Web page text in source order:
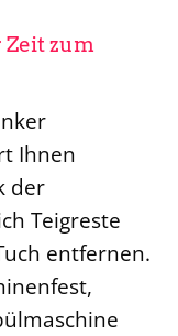
zum
Ihnen
der
Teigreste
entfernen.